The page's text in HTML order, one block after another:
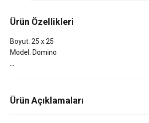
Ürün Özellikleri
Boyut: 25 x 25
Model: Domino
Ürün Açıklamaları